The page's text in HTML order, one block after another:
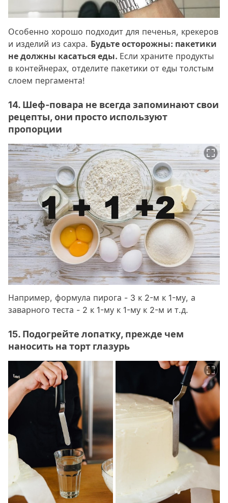
Особенно хорошо подходит для печенья, крекеров
и изделий из сахра. Будьте осторожны: пакетики
не должны касаться еды. Если храните продукты
в контейнерах, отделите пакетики от еды толстым
слоем пергамента!
14. Шеф-повара не всегда запоминают свои
рецепты, они просто используют
пропорции
Например, формула пирога - 3 к 2-м к 1-му, а
заварного теста - 2 к 1-му к 1-му к 2-м и т.д.
15. Подогрейте лопатку, прежде чем
наносить на торт глазурь